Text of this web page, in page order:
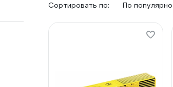
Сортировать по: По